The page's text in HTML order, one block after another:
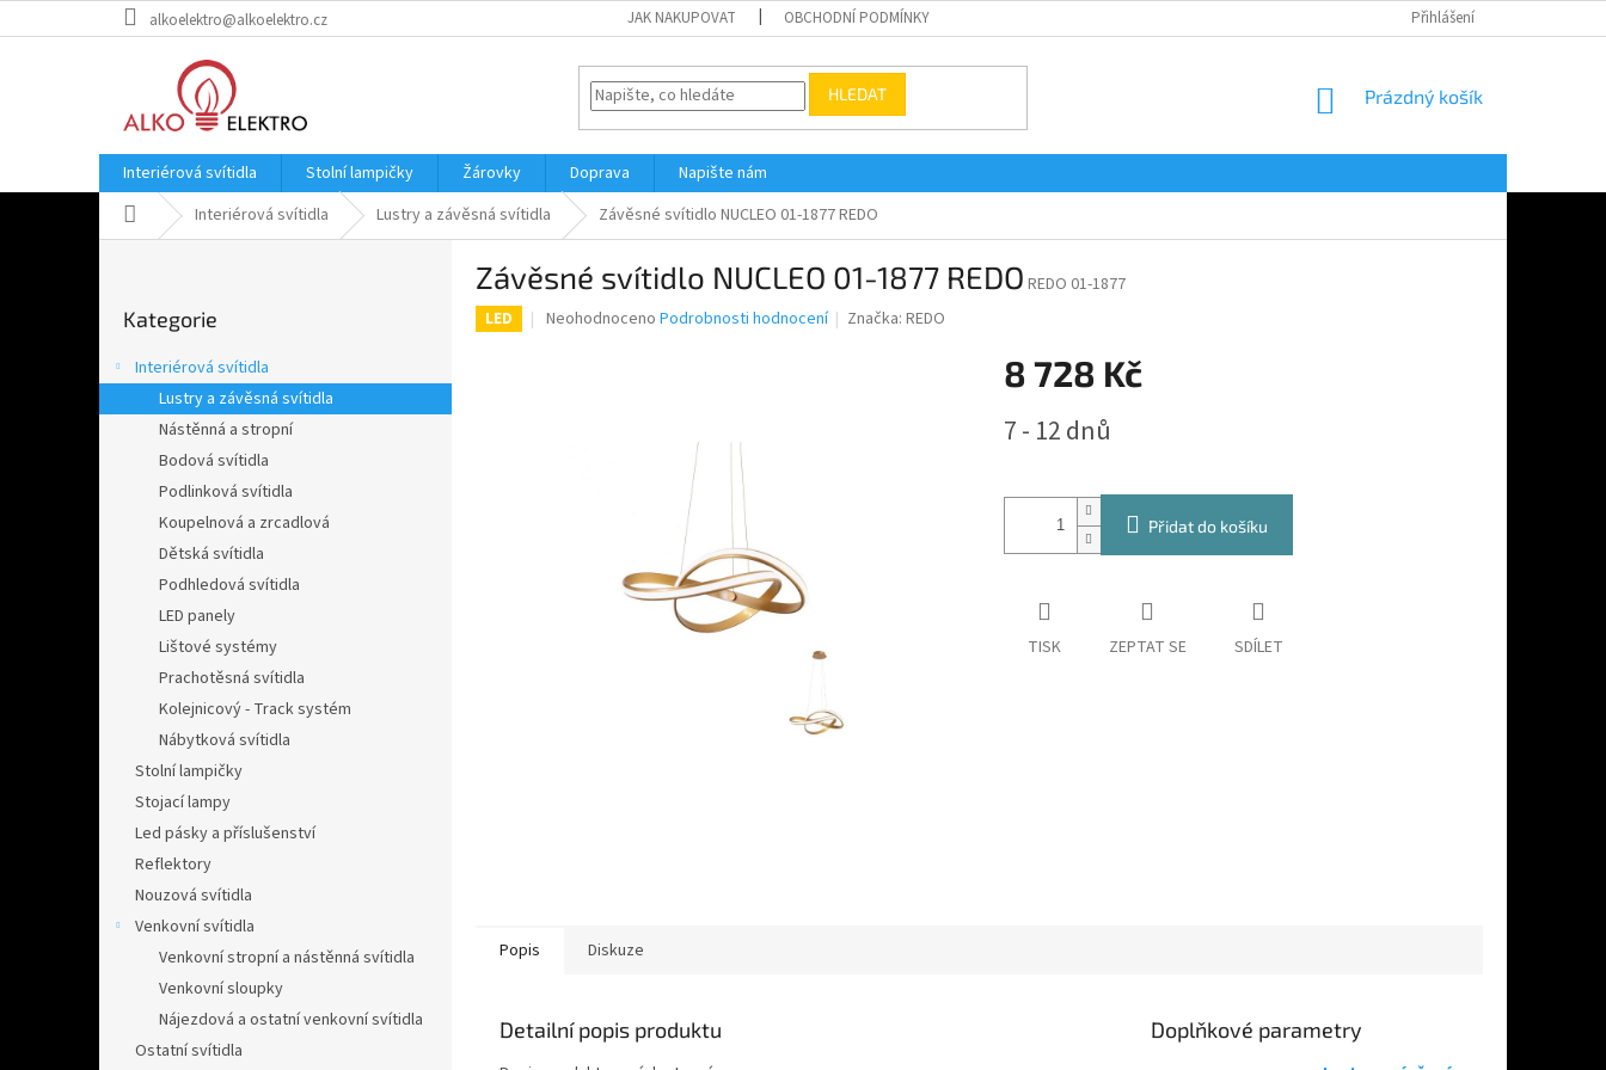
na
alkoelektro@alkoelektro.cz JAK NAKUPOVAT OBCHODNÍ PODMÍNKY Přihlášení
HLEDAT
NÁKUPNÍ
Prázdný košík
Interiérová svítidla Stolní lampičky Žárovky Doprava
Napište nám
Domů Interiérová svítidla Lustry a závěsná svítidla Závěsné svítidlo NUCLEO 01-1877 REDO
a
n
kategorie
Kategorie
Interiérová svítidla
Lustry a závěsná svítidla
Nástěnná a stropní
Bodová svítidla
Podlinková svítidla
Koupelnová a zrcadlová
Dětská svítidla
Podhledová svítidla
LED panely
Lištové systémy
Prachotěsná svítidla
Kolejnicový - Track systém
Nábytková svítidla
Stolní lampičky
Stojací lampy
Led pásky a příslušenství
Reflektory
Nouzová svítidla
Venkovní svítidla
Venkovní stropní a nástěnná svítidla
Venkovní sloupky
Nájezdová a ostatní venkovní svítidla
Ostatní svítidla
Závěsné svítidlo NUCLEO 01-1877 REDO REDO 01-1877
LED
Průměrné
Neohodnoceno Podrobnosti hodnocení Značka:REDO
8 728 Kč
cena:
7 - 12 dnů
Přidat do košíku
TISK ZEPTAT SE SDÍLET
Popis Diskuze
Detailní popis produktu Doplňkové parametry